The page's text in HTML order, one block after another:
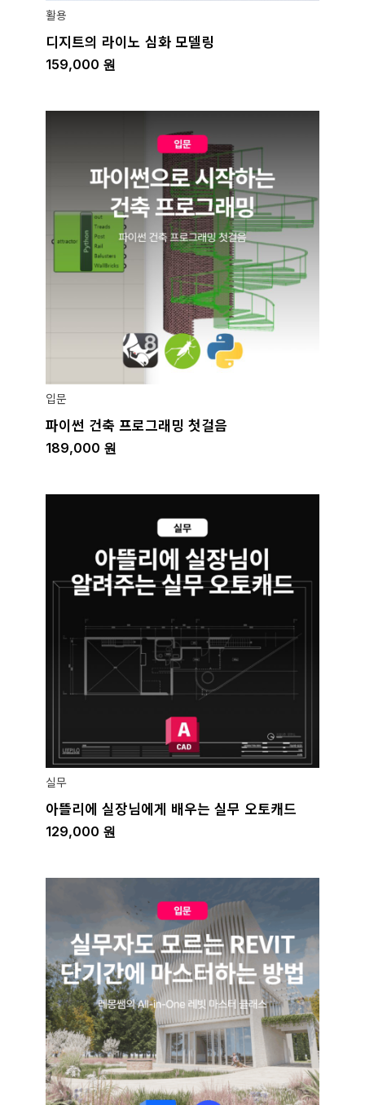
활용
디지트의 라이노 심화 모델링
159,000 원
입문
파이썬 건축 프로그래밍 첫걸음
189,000 원
실무
아뜰리에 실장님에게 배우는 실무 오토캐드
129,000 원